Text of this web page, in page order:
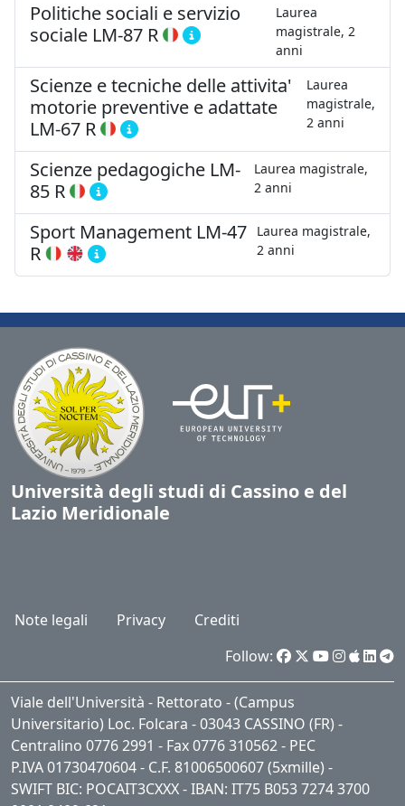
Politiche sociali e servizio
sociale LM-87 R
Laurea
magistrale, 2
anni
Scienze e tecniche delle attivita'
motorie preventive e adattate
LM-67 R
Laurea
magistrale,
2 anni
Scienze pedagogiche LM-
85 R
Laurea magistrale,
2 anni
Sport Management LM-47
R
Laurea magistrale,
2 anni
Università degli studi di Cassino e del
Lazio Meridionale
Note legali Privacy
Crediti
Follow:
Viale dell'Università - Rettorato - (Campus
Universitario) Loc. Folcara - 03043 CASSINO (FR) -
Centralino 0776 2991 - Fax 0776 310562 - PEC
P.IVA 01730470604 - C.F. 81006500607 (5xmille) -
SWIFT BIC: POCAIT3CXXX - IBAN: IT75 B053 7274 3700